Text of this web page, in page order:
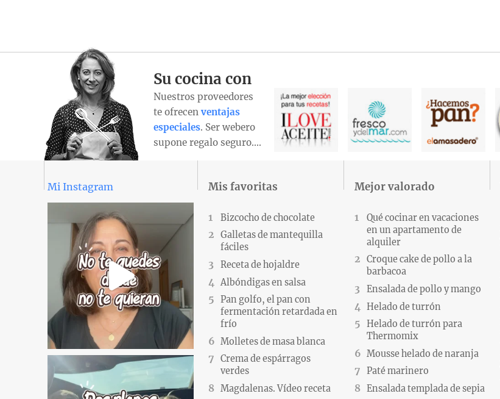
Su cocina con
Nuestros proveedores
te ofrecen ventajas
especiales. Ser webero
supone regalo seguro….
Mi Instagram Mis favoritas
Bizcocho de chocolate
Galletas de mantequilla
fáciles
Receta de hojaldre
Albóndigas en salsa
Pan golfo, el pan con
fermentación retardada en
frío
Molletes de masa blanca
Crema de espárragos
verdes
Magdalenas. Vídeo receta
Mejor valorado
Qué cocinar en vacaciones
en un apartamento de
alquiler
Croque cake de pollo a la
barbacoa
Ensalada de pollo y mango
Helado de turrón
Helado de turrón para
Thermomix
Mousse helado de naranja
Paté marinero
Ensalada templada de sepia